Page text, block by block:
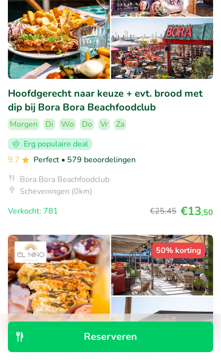
Reserveren
Hoofdgerecht naar keuze + evt. brood met
dip bij Bora Bora Beachfoodclub
Morgen Di Wo Do Vr
Za
Erg populaire deal
9.7
Perfect • 579 beoordelingen
Bora Bora Beachfoodclub
Scheveningen (0km)
Verkocht: 781
€25,45 €13,50
50% korting